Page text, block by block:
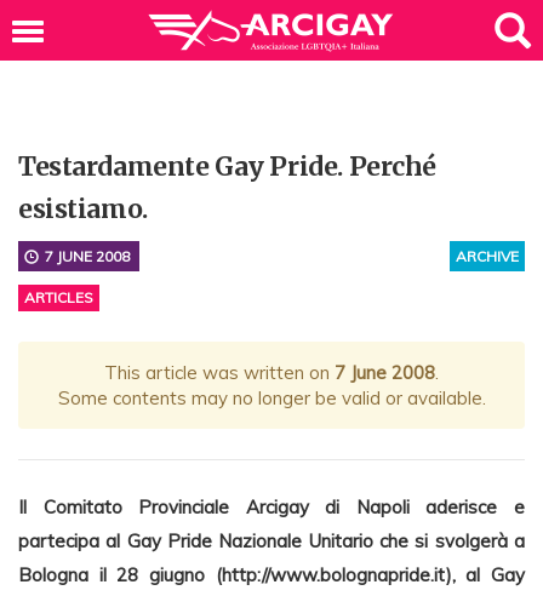
Testardamente Gay Pride. Perché
esistiamo.
ARCHIVE
7 JUNE 2008
ARTICLES
This article was written on 7 June 2008.
Some contents may no longer be valid or available.
Il Comitato Provinciale Arcigay di Napoli aderisce e
partecipa al Gay Pride Nazionale Unitario che si svolgerà a
Bologna il 28 giugno (http://www.bolognapride.it), al Gay